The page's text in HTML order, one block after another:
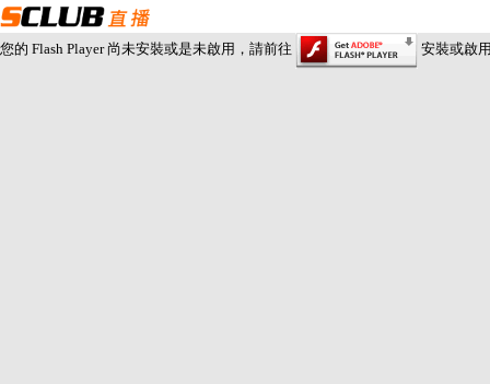
您的 Flash Player 尚未安裝或是未啟用，請前往 安裝或啟